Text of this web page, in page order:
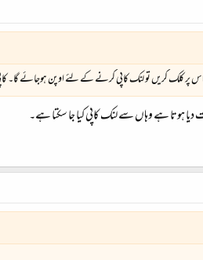
ہوتا ہے وہاں سے لنک کاپی کیا جا سکتا ہے۔